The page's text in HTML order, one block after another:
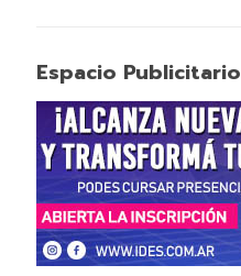
Espacio Publicitario